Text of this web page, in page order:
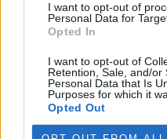
I want to opt-out of
Personal Data for
Opted In
I want to opt-out of
Retention, Sale, and/or
Personal Data that Is
Purposes for which it
Opted Out
Ghanský parlament
kakaových plantáží
4.8.2026 12:39 (ČTK)